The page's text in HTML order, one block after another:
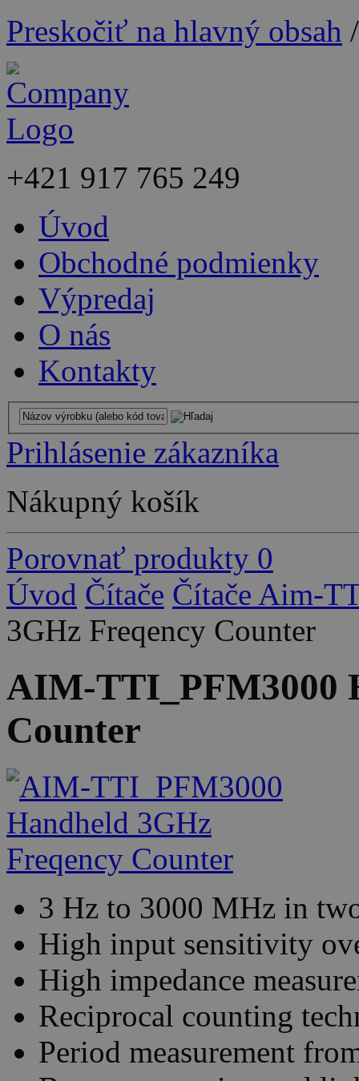
Preskočiť na hlavný obsah
+421 917 765 249
Úvod
Obchodné podmienky
Výpredaj
O nás
Kontakty
Prihlásenie zákazníka
Nákupný košík
Porovnať produkty 0
Úvod Čítače Čítače Aim-
3GHz Freqency Counter
AIM-TTI_PFM3000
Counter
3 Hz to 3000 MHz in
High input sensitivity
High impedance
Reciprocal counting
Period measurement